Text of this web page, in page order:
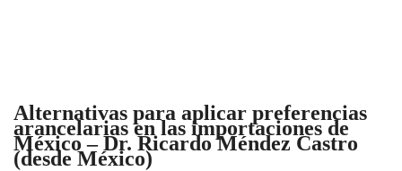
Alternativas para aplicar preferencias
arancelarias en las importaciones de
México – Dr. Ricardo Méndez Castro
(desde México)